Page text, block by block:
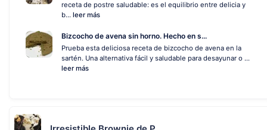
receta de postre saludable: es el equilibrio entre delicia y
b... leer más
Bizcocho de avena sin horno. Hecho en s...
Prueba esta deliciosa receta de bizcocho de avena en la
sartén. Una alternativa fácil y saludable para desayunar o ...
leer más